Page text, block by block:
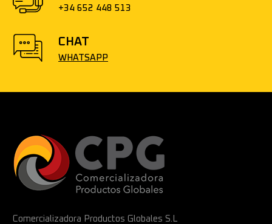
+34 652 448 513
CHAT
WHATSAPP
Comercializadora Productos Globales S.L